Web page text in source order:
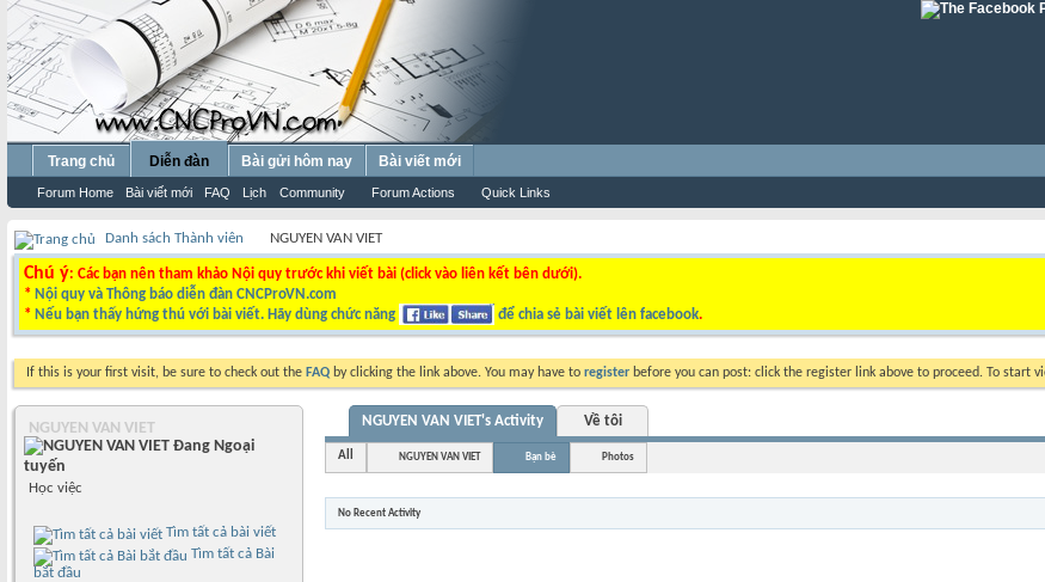
Trang chủ Diễn đàn
Forum Home Bài viết mới FAQ Lịch Community Forum Actions Quick Links
Bài gửi hôm nay Bài viết mới
Danh sách Thành viên NGUYEN VAN VIET
Chú ý: Các bạn nên tham khảo Nội quy trước khi viết bài (click vào liên kết bên dưới).
* Nội quy và Thông báo diễn đàn CNCProVN.com
* Nếu bạn thấy hứng thú với bài viết. Hãy dùng chức năng để chia sẻ bài viết lên facebook.
If this is your first visit, be sure to check out the FAQ by clicking the link above. You may have to register before you can post: click the register link above to proceed. To
NGUYEN VAN VIET
Học việc
Tìm tất cả bài viết
Tìm tất cả Bài
bắt đầu
NGUYEN VAN VIET's Activity Về tôi
All NGUYEN VAN VIET Bạn bè Photos
No Recent Activity